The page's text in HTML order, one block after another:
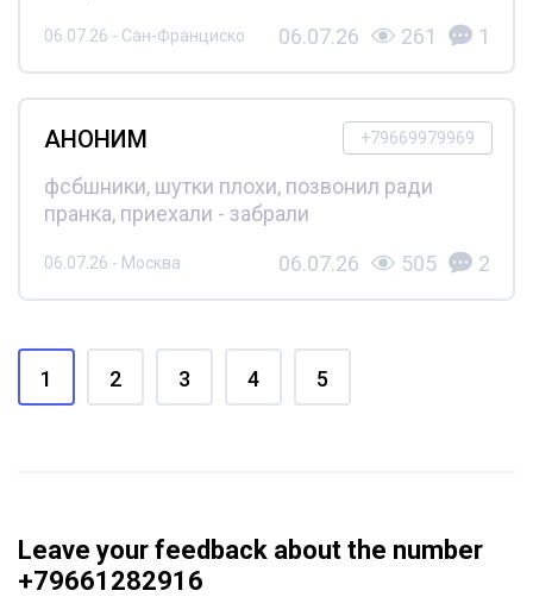
06.07.26 - Сан-Франциско 06.07.26 261 1
+79669979969
АНОНИМ
фсбшники, шутки плохи, позвонил ради
пранка, приехали - забрали
06.07.26 - Москва 06.07.26 505 2
1 2 3 4 5
Leave your feedback about the number
+79661282916